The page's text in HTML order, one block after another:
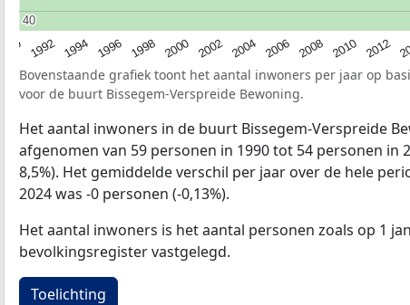
1992 1994 1996 1998 2000 2002 2004 2006 2008 2010 2012
40
40
Bovenstaande grafiek toont het aantal inwoners per jaar op
voor de buurt Bissegem-Verspreide Bewoning.
Het aantal inwoners in de buurt Bissegem-Verspreide
afgenomen van 59 personen in 1990 tot 54 personen in
8,5%). Het gemiddelde verschil per jaar over de hele
2024 was -0 personen (-0,13%).
Het aantal inwoners is het aantal personen zoals op 1
bevolkingsregister vastgelegd.
Toelichting